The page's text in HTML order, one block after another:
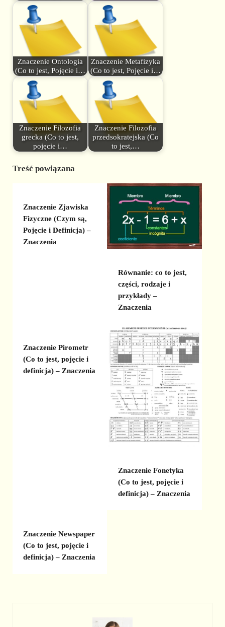
Znaczenie Ontologia
(Co to jest, Pojęcie i…
Znaczenie Metafizyka
(Co to jest, Pojęcie i…
Znaczenie Filozofia
grecka (Co to jest,
pojęcie i…
Znaczenie Filozofia
przedsokratejska (Co
to jest,…
Treść powiązana
Znaczenie Zjawiska
Fizyczne (Czym są,
Pojęcie i Definicja) –
Znaczenia
Równanie: co to jest,
części, rodzaje i
przykłady –
Znaczenia
Znaczenie Pirometr
(Co to jest, pojęcie i
definicja) – Znaczenia
Znaczenie Fonetyka
(Co to jest, pojęcie i
definicja) – Znaczenia
Znaczenie Newspaper
(Co to jest, pojęcie i
definicja) – Znaczenia